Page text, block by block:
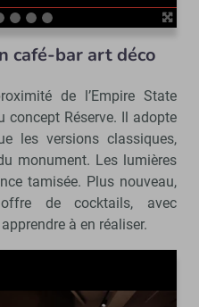
café-bar art déco
de l’Empire State
Réserve. Il adopte
les versions classiques,
monument. Les lumières
tamisée. Plus nouveau,
de cocktails, avec
à en réaliser.